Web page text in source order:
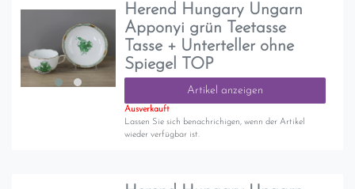
Herend Hungary Ungarn
Apponyi grün Teetasse
Tasse + Unterteller ohne
Spiegel TOP
Artikel anzeigen
Ausverkauft
Lassen Sie sich benachrichigen, wenn der Artikel
wieder verfügbar ist.